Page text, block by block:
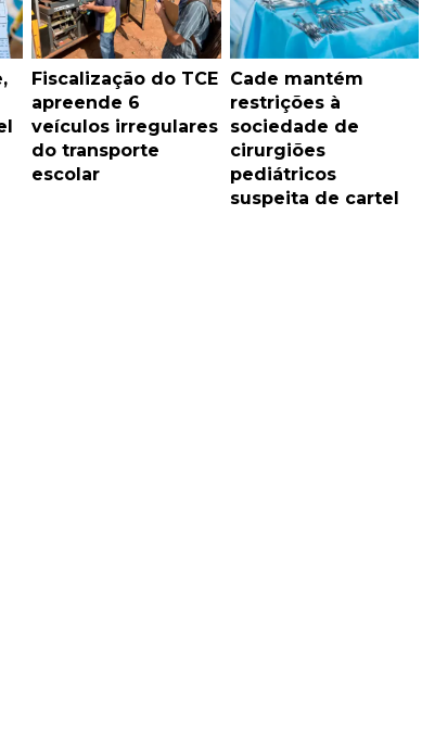
Fiscalização do TCE
apreende 6
veículos irregulares
do transporte
escolar
Cade mantém
restrições à
sociedade de
cirurgiões
pediátricos
suspeita de cartel